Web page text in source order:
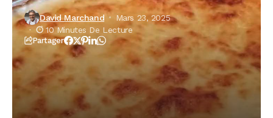
David Marchand
Mars 23, 2025
10 Minutes De Lecture
Partager